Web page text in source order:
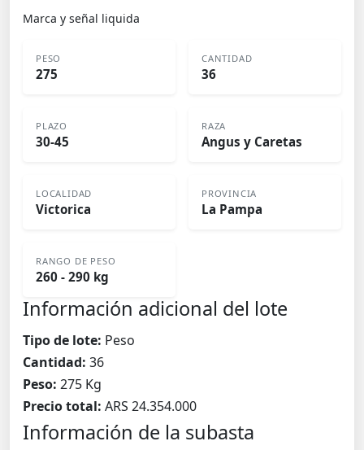
Marca y señal liquida
PESO
275
CANTIDAD
36
PLAZO
30-45
RAZA
Angus y Caretas
LOCALIDAD
Victorica
PROVINCIA
La Pampa
RANGO DE PESO
260 - 290 kg
Información adicional del lote
Tipo de lote: Peso
Cantidad: 36
Peso: 275 Kg
Precio total: ARS 24.354.000
Información de la subasta